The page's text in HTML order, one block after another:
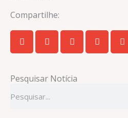
Compartilhe:
Pesquisar Notícia